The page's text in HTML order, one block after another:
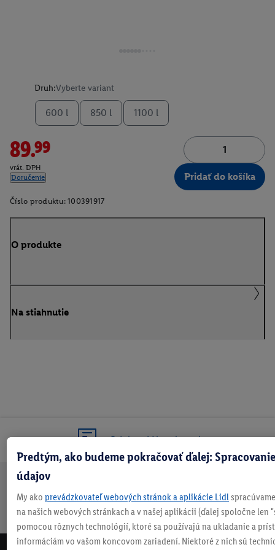
Druh:Vyberte variant
600 l 850 l 1100 l
89.99
vrát. DPH
Doručenie
Pridať do košíka
Číslo produktu: 100391917
O produkte
Na stiahnutie
Odoberaj Newsletter!
Doprava
zadarmo
nad 70 €¹
30 dní na
vrátenie
Vrátenie
zadarmo
Každý
týždeň
niečo nové
Bezpečný nákup
Predtým, ako budeme pokračovať ďalej:
údajov
My ako prevádzkovateľ webových stránok a aplikácie Lidl
na našich webových stránkach a v našej aplikácii (ďalej spoločne len
pomocou rôznych technológií, ktoré sa používajú na ukladanie a
informáciám vo vašom koncovom zariadení. Niektoré z nich sú